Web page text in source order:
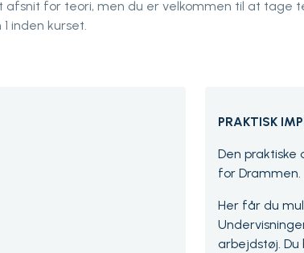
afsnit for teori, men du er velkommen til at tage
inden kurset.
PRAKTISK
Den praktiske
for Drammen.
Her får du
arbejdstøj.